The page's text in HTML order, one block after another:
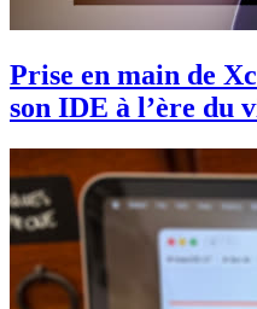
Prise en main de
son IDE à l’ère du